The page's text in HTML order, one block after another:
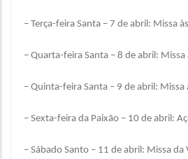
– Terça-feira Santa – 7 de abril: Missa
– Quarta-feira Santa – 8 de abril: Missa
– Quinta-feira Santa – 9 de abril: Missa
– Sexta-feira da Paixão – 10 de abril:
– Sábado Santo – 11 de abril: Missa da